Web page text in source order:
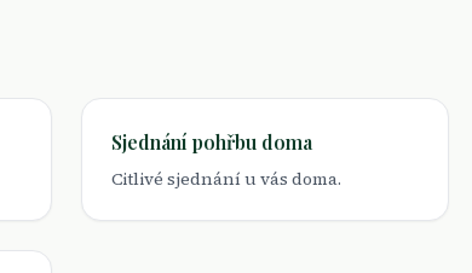
Sjednání pohřbu doma
Citlivé sjednání u vás doma.